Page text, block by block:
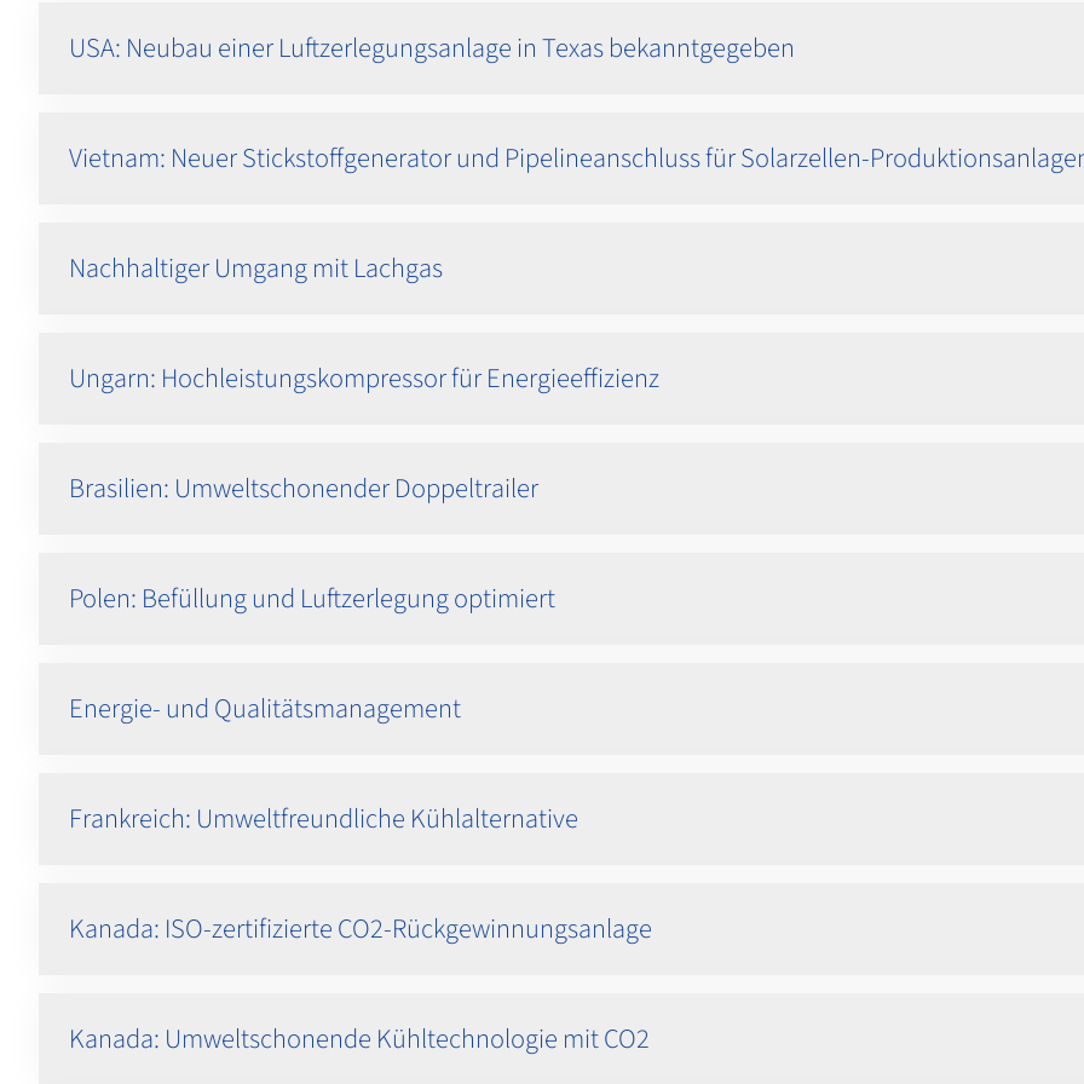
USA: Neubau einer Luftzerlegungsanlage in Texas bekanntgegeben
Vietnam: Neuer Stickstoffgenerator und Pipelineanschluss für Solarzellen-
Nachhaltiger Umgang mit Lachgas
Ungarn: Hochleistungskompressor für Energieeffizienz
Brasilien: Umweltschonender Doppeltrailer
Polen: Befüllung und Luftzerlegung optimiert
Energie- und Qualitätsmanagement
Frankreich: Umweltfreundliche Kühlalternative
Kanada: ISO-zertifizierte CO2-Rückgewinnungsanlage
Kanada: Umweltschonende Kühltechnologie mit CO2